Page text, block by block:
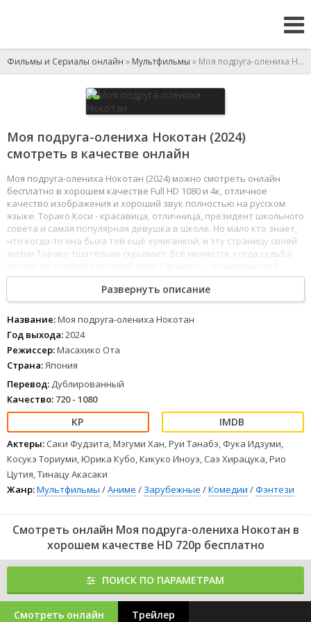
Фильмы и Сериалы онлайн » Мультфильмы » Моя подруга-олениха Нокотан
Моя подруга-олениха Нокотан (2024)
смотреть в качестве онлайн
Моя подруга-олениха Нокотан (2024) можно смотреть онлайн
бесплатно в хорошем качестве Full HD 1080 и 4к, отличное
качество изображения и хороший звук полностью на русском
языке. Торако Коси - красавица, отличница, президент школьного
совета и самая популярная девушка в школе. Но мало кто знает,
что когда-то она была той ещё хулиганкой, и эту страницу своей
жизни Торако тщательно скрывает. Всё меняется, когда судьба
особой с оленьими рогами, чьи странные выходки способны
разрушить идеальный имидж звезды школы.
12345 678
Развернуть описание
Название:Моя подруга-олениха Нокотан
Год выхода:2024
Режиссер:Масахико Ота
Страна:Япония
Перевод: Дублированный
Качество: 720 - 1080
Актеры: Саки Фудзита, Мэгуми Хан, Руи Танабэ, Фука Идзуми,
Косукэ Ториуми, Юрика Кубо, Кикуко Иноуэ, Саэ Хирацука, Рио
Цутия, Тинацу Акасаки
Жанр:Мультфильмы /Аниме / Зарубежные /Комедии /Фэнтези
Смотреть онлайн Моя подруга-олениха Нокотан в
хорошем качестве HD 720p бесплатно
ПОИСК ПО ПАРАМЕТРАМ
Смотреть онлайн Трейлер